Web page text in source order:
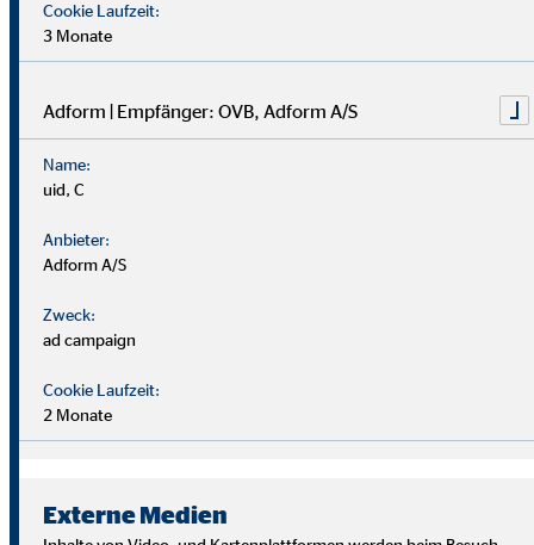
Wir suchen Persönlichkeiten mit Charakter, die aus dem
Du musst kein Finanzprofi sein – unsere Ausbildung bereitet
Cookie Laufzeit:
3 Monate
Adform | Empfänger: OVB, Adform A/S
Name:
uid, C
Anbieter:
Adform A/S
Zweck:
ad campaign
Cookie Laufzeit:
2 Monate
Externe Medien